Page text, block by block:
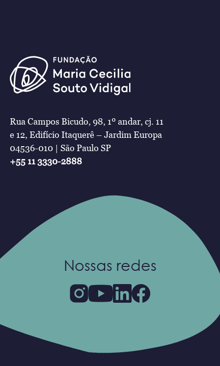
Rua Campos Bicudo, 98, 1º andar, cj. 11
e 12, Edifício Itaquerê – Jardim Europa
04536-010 | São Paulo SP
+55 11 3330-2888
Nossas redes